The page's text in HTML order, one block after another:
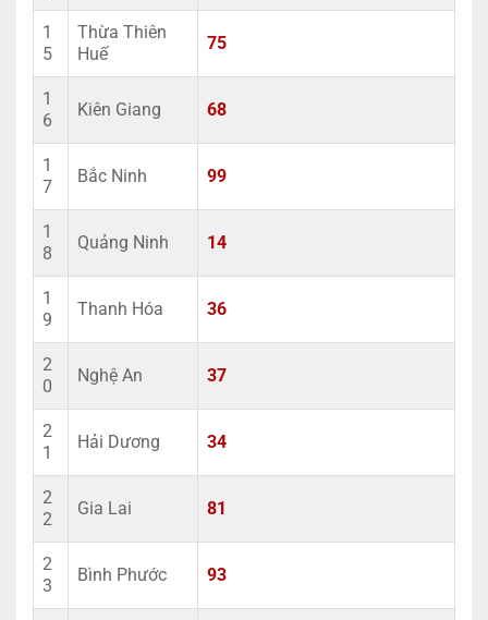
1
5
Thừa Thiên
Huế
75
1
6
Kiên Giang 68
1
7
Bắc Ninh 99
1
8
Quảng Ninh 14
1
9
Thanh Hóa 36
2
0
Nghệ An 37
2
1
Hải Dương 34
2
2
Gia Lai 81
2
3
Bình Phước 93